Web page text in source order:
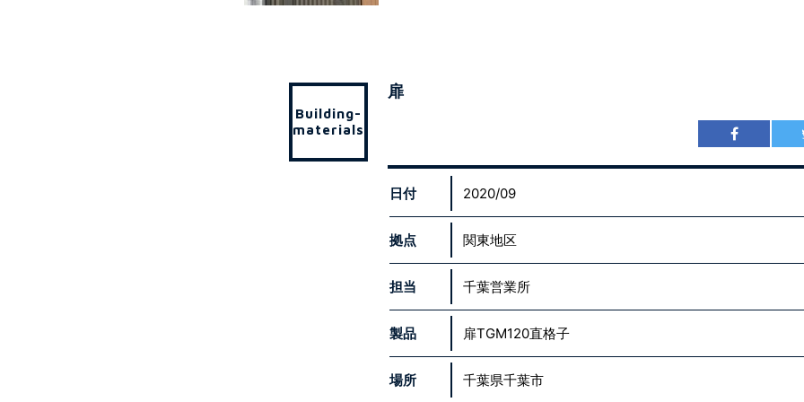
Building-
materials
扉
日付 2020/09
拠点 関東地区
担当 千葉営業所
製品 扉TGM120直格子
場所 千葉県千葉市